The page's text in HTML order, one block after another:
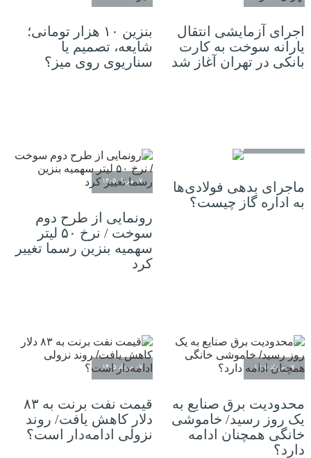
اجرای آزمایشی انتقال
یارانه سوخت به کارت
بانکی در تهران آغاز شد
بنزین ۱۰ هزار تومانی؛
شایعه، تصمیم یا
سناریوی روی میز؟
ماجرای بدهی فولادی‌ها
به اداره گاز چیست؟
۰۷ مرداد ۱۴۰۵
رونمایی از طرح دوم
سوخت / نرخ ۵۰ لیتر
سهمیه بنزین رسما تغییر
کرد
۰۷ مرداد ۱۴۰۵
محدودیت برق صنایع به
یک روز رسید/ خاموشی
خانگی همچنان ادامه
دارد؟
۰۷ مرداد ۱۴۰۵
قیمت نفت برنت به ۸۳
دلار کاهش یافت/ روند
نزولی ادامه‌دار است؟